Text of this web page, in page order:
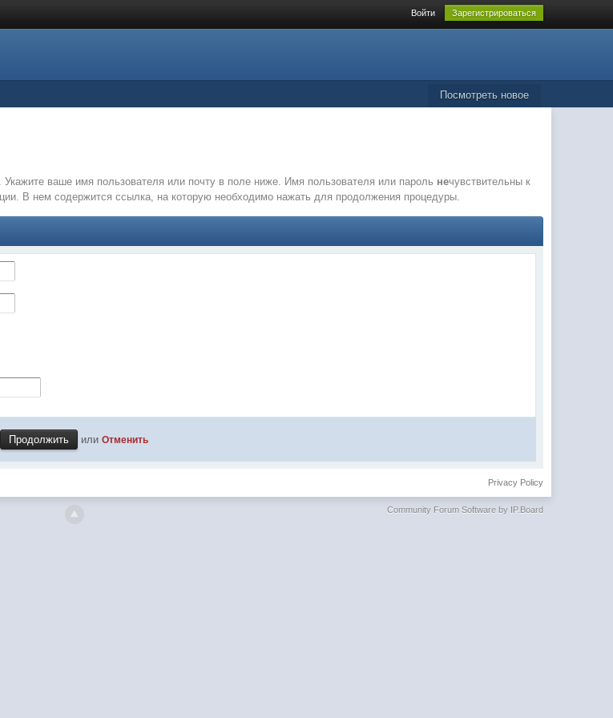
Войти Зарегистрироваться
Посмотреть новое
ваше имя пользователя или почту в поле ниже. Имя пользователя или пароль нечувствительны к
В нем содержится ссылка, на которую необходимо нажать для продолжения процедуры.
илиОтменить
Privacy Policy
Community Forum Software by IP.Board